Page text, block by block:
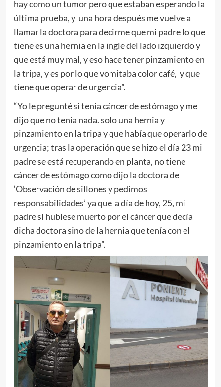
hay como un tumor pero que estaban esperando la
última prueba, y una hora después me vuelve a
llamar la doctora para decirme que mi padre lo que
tiene es una hernia en la ingle del lado izquierdo y
que está muy mal, y eso hace tener pinzamiento en
la tripa, y es por lo que vomitaba color café, y que
tiene que operar de urgencia”.
“Yo le pregunté si tenía cáncer de estómago y me
dijo que no tenía nada. solo una hernia y
pinzamiento en la tripa y que había que operarlo de
urgencia; tras la operación que se hizo el día 23 mi
padre se está recuperando en planta, no tiene
cáncer de estómago como dijo la doctora de
‘Observación de sillones y pedimos
responsabilidades’ ya que a día de hoy, 25, mi
padre si hubiese muerto por el cáncer que decía
dicha doctora sino de la hernia que tenía con el
pinzamiento en la tripa”.